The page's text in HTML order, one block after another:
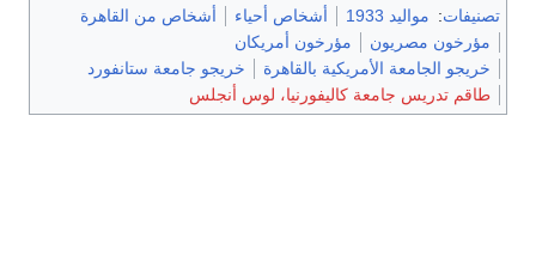
تصنيفات: مواليد 1933 أشخاص أحياء
أشخاص من القاهرة
مؤرخون مصريون
مؤرخون أمريكان
خريجو الجامعة الأمريكية بالقاهرة
خريجو جامعة ستانفورد
طاقم تدريس جامعة كاليفورنيا، لوس أنجلس